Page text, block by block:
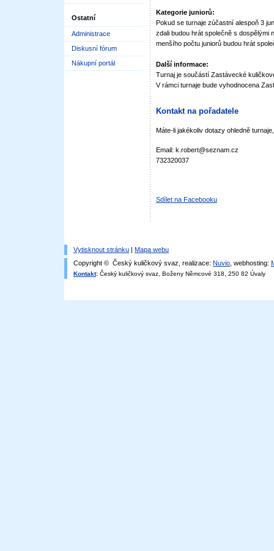
Ostatní
Administrace
Diskusní fórum
Nákupní portál
Kategorie juniorů:
Pokud se turnaje zúčastní alespoň 3
zdali budou hrát společně s dospělými
menšího počtu juniorů budou hrát
Další informace:
Turnaj je součástí Zastávecké
V rámci turnaje bude vyhodnocena
Kontakt na pořadatele
Máte-li jakékoliv dotazy ohledně
Email: k.robert@seznam.cz
732320037
Sdílet na Facebooku
Vytisknout stránku | Mapa webu
Copyright © Český kuličkový svaz, realizace: Nuvio , webhosting:
Kontakt: Český kuličkový svaz, Boženy Němcové 318, 250 82 Úvaly